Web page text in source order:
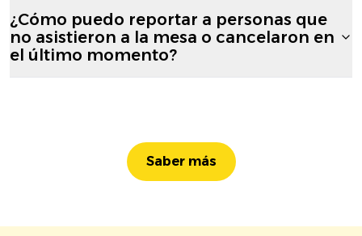
¿Cómo puedo reportar a personas que
no asistieron a la mesa o cancelaron en
el último momento?
Saber más